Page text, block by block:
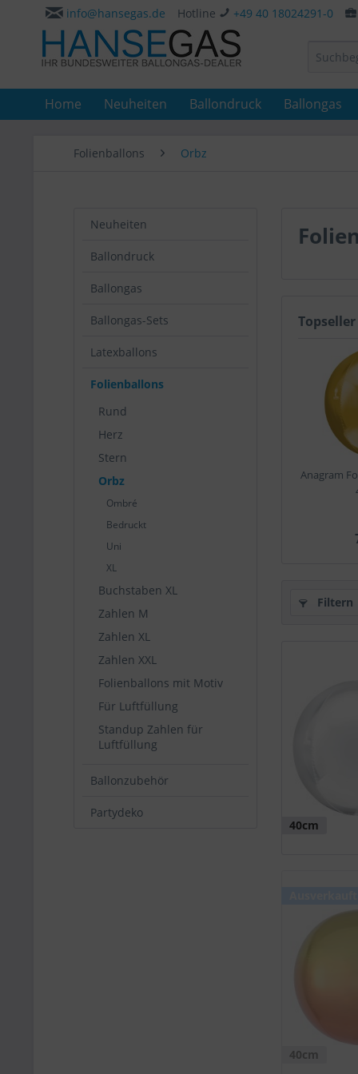
info@hansegas.de Hotline +49 40 18024291-0
Home Neuheiten Ballondruck Ballongas
Folienballons Orbz
Neuheiten
Ballondruck
Ballongas
Ballongas-Sets
Latexballons
Folienballons
Rund
Herz
Stern
Orbz
Ombré
Bedruckt
Uni
XL
Buchstaben XL
Zahlen M
Zahlen XL
Zahlen XXL
Folienballons mit Motiv
Für Luftfüllung
Standup Zahlen für
Luftfüllung
Ballonzubehör
Partydeko
Topseller
Anagram
Filtern
40cm
40cm